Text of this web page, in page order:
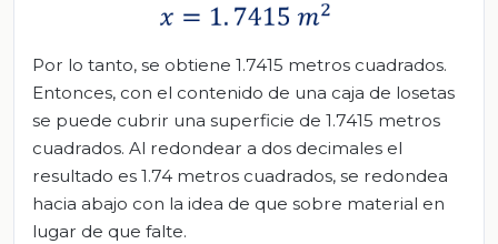
Por lo tanto, se obtiene 1.7415 metros cuadrados.
Entonces, con el contenido de una caja de losetas
se puede cubrir una superficie de 1.7415 metros
cuadrados. Al redondear a dos decimales el
resultado es 1.74 metros cuadrados, se redondea
hacia abajo con la idea de que sobre material en
lugar de que falte.